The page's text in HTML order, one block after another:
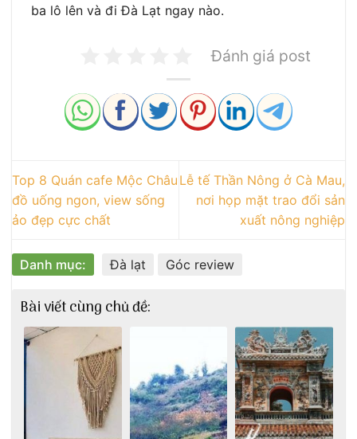
ba lô lên và đi Đà Lạt ngay nào.
Đánh giá post
Top 8 Quán cafe Mộc Châu
đồ uống ngon, view sống
ảo đẹp cực chất
Lễ tế Thần Nông ở Cà Mau,
nơi họp mặt trao đổi sản
xuất nông nghiệp
Danh mục: Đà lạt Góc review
Bài viết cùng chủ đề: